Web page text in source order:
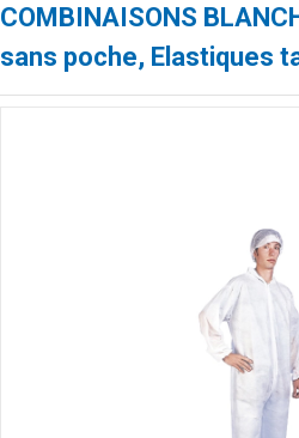
COMBINAISONS
sans poche, Elastiques